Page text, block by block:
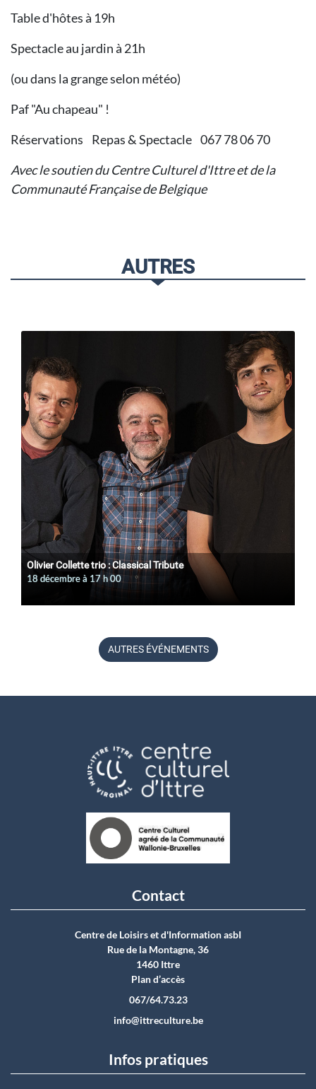
Table d'hôtes à 19h
Spectacle au jardin à 21h
(ou dans la grange selon météo)
Paf "Au chapeau" !
Réservations Repas & Spectacle 067 78 06 70
Avec le soutien du Centre Culturel d'Ittre et de la
Communauté Française de Belgique
AUTRES
Olivier Collette trio : Classical Tribute
18 décembre à 17 h 00
AUTRES ÉVÉNEMENTS
Contact
Centre de Loisirs et d'Information asbI
Rue de la Montagne, 36
1460 Ittre
Plan d’accès
067/64.73.23
info@ittreculture.be
Infos pratiques